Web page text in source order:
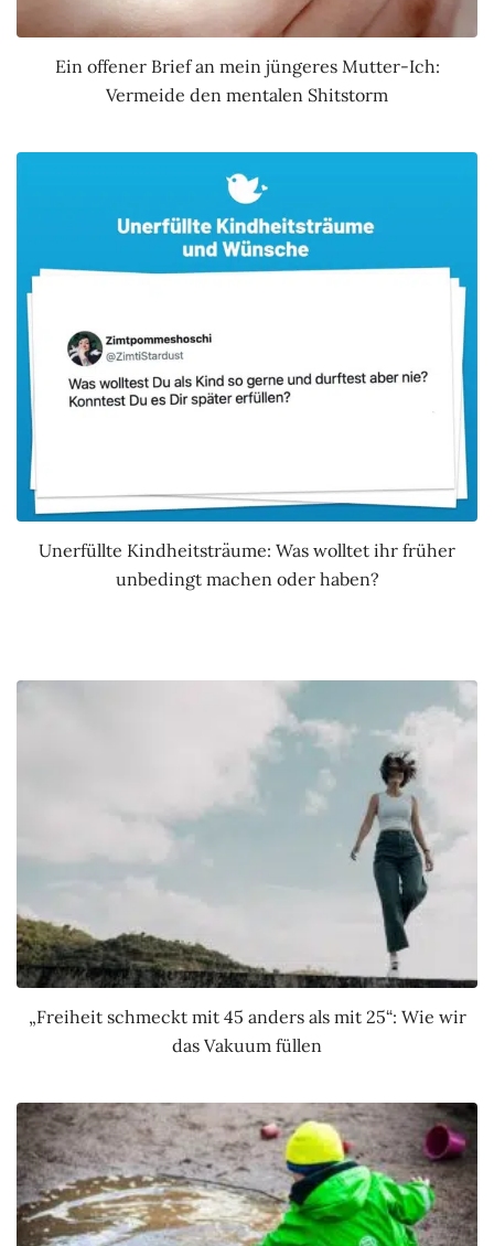
Ein offener Brief an mein jüngeres Mutter-Ich:
Vermeide den mentalen Shitstorm
Unerfüllte Kindheitsträume: Was wolltet ihr früher
unbedingt machen oder haben?
„Freiheit schmeckt mit 45 anders als mit 25“: Wie wir
das Vakuum füllen